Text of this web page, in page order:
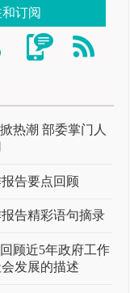
订阅
热潮 部委掌门人
告要点回顾
告精彩语句摘录
顾近5年政府工作
发展的描述